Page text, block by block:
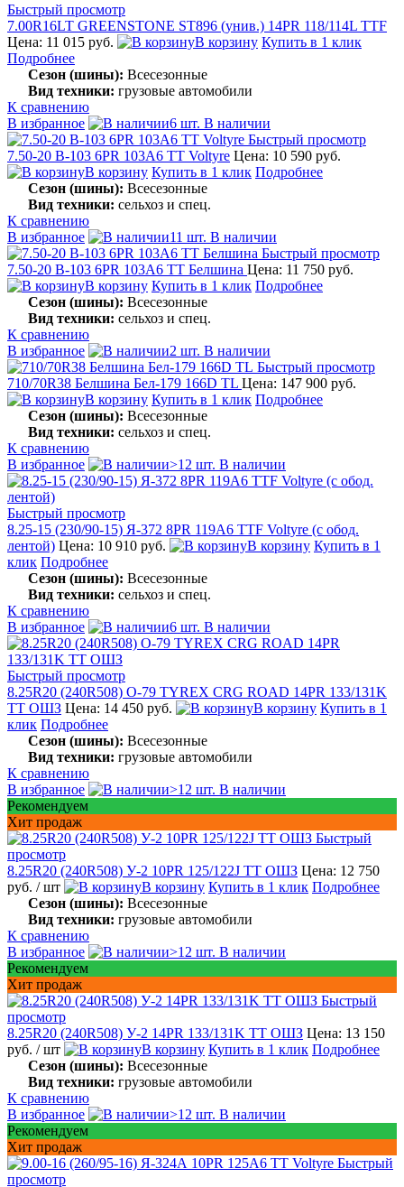
Быстрый просмотр
7.00R16LT GREENSTONE ST896 (унив.) 14PR 118/114L TTF
Цена: 11 015 руб.
В корзину Купить в 1 клик
Подробнее
Сезон (шины): Всесезонные
Вид техники: грузовые автомобили
К сравнению
В избранное
6 шт. В наличии
Быстрый просмотр
7.50-20 В-103 6PR 103A6 TT Voltyre Цена: 10 590 руб.
В корзину Купить в 1 клик Подробнее
Сезон (шины): Всесезонные
Вид техники: сельхоз и спец.
К сравнению
В избранное
11 шт. В наличии
Быстрый просмотр
7.50-20 В-103 6PR 103А6 TT Белшина Цена: 11 750 руб.
В корзину Купить в 1 клик Подробнее
Сезон (шины): Всесезонные
Вид техники: сельхоз и спец.
К сравнению
В избранное
2 шт. В наличии
Быстрый просмотр
710/70R38 Белшина Бел-179 166D TL Цена: 147 900 руб.
В корзину Купить в 1 клик Подробнее
Сезон (шины): Всесезонные
Вид техники: сельхоз и спец.
К сравнению
В избранное
>12 шт. В наличии
Быстрый просмотр
8.25-15 (230/90-15) Я-372 8PR 119A6 TTF Voltyre (с обод.
лентой) Цена: 10 910 руб. В корзину Купить в 1
клик Подробнее
Сезон (шины): Всесезонные
Вид техники: сельхоз и спец.
К сравнению
В избранное
6 шт. В наличии
Быстрый просмотр
8.25R20 (240R508) О-79 TYREX CRG ROAD 14PR 133/131K
TT ОШЗ Цена: 14 450 руб. В корзину Купить в 1
клик Подробнее
Сезон (шины): Всесезонные
Вид техники: грузовые автомобили
К сравнению
В избранное
>12 шт. В наличии
Рекомендуем
Хит продаж
Быстрый
просмотр
8.25R20 (240R508) У-2 10PR 125/122J TT ОШЗ Цена: 12 750
руб. / шт В корзину Купить в 1 клик Подробнее
Сезон (шины): Всесезонные
Вид техники: грузовые автомобили
К сравнению
В избранное
>12 шт. В наличии
Рекомендуем
Хит продаж
Быстрый
просмотр
8.25R20 (240R508) У-2 14PR 133/131K TT ОШЗ Цена: 13 150
руб. / шт В корзину Купить в 1 клик Подробнее
Сезон (шины): Всесезонные
Вид техники: грузовые автомобили
К сравнению
В избранное
>12 шт. В наличии
Рекомендуем
Хит продаж
Быстрый
просмотр